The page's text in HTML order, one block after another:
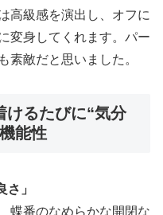
高級感を演出し、オフに
変身してくれます。パー
素敵だと思いました。
けるたびに“気分
能性
」
蝶番のなめらかな開閉な